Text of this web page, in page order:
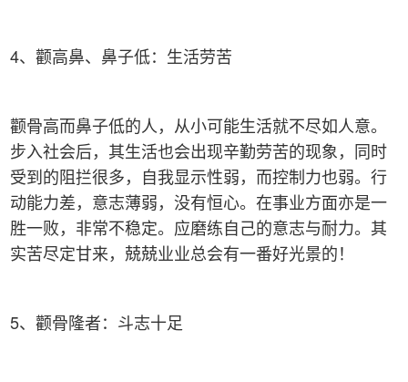
4、颧高鼻、鼻子低：生活劳苦
颧骨高而鼻子低的人，从小可能生活就不尽如人意。
步入社会后，其生活也会出现辛勤劳苦的现象，同时
受到的阻拦很多，自我显示性弱，而控制力也弱。行
动能力差，意志薄弱，没有恒心。在事业方面亦是一
胜一败，非常不稳定。应磨练自己的意志与耐力。其
实苦尽定甘来，兢兢业业总会有一番好光景的！
5、颧骨隆者：斗志十足